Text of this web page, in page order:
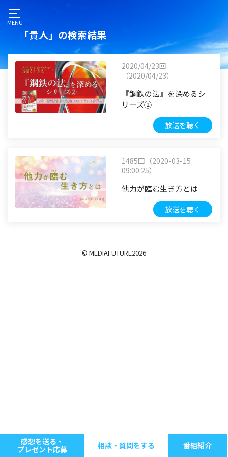
MENU
「貴人」の検索結果
2020/04/23回
（2020/04/23）
『鋼鉄の法』を深めるシ
リーズ②
放送を聴く
1485回（2020-03-15
09:00:25）
他力が臨む生き方とは
放送を聴く
© MEDIAFUTURE2026
感想を送る・
プレゼント応募
相談・質問をする 番組紹介